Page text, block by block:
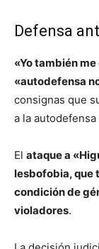
Defensa
«Yo también
«autodefensa
consignas que
a la
El ataque a
lesbofobia, que
condición de
violadores.